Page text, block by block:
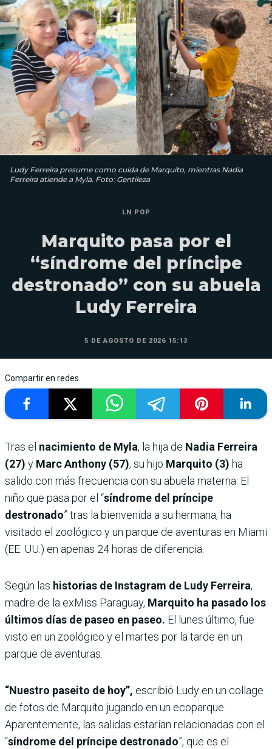
Ludy Ferreira presume como cuida de Marquito, mientras Nadia
Ferreira atiende a Myla. Foto: Gentileza
LN POP
Marquito pasa por el
“síndrome del príncipe
destronado” con su abuela
Ludy Ferreira
5 DE AGOSTO DE 2026 15:13
Compartir en redes
Tras el nacimiento de Myla, la hija de Nadia Ferreira
(27) y Marc Anthony (57), su hijo Marquito (3) ha
salido con más frecuencia con su abuela materna. El
niño que pasa por el “síndrome del príncipe
destronado” tras la bienvenida a su hermana, ha
visitado el zoológico y un parque de aventuras en Miami
(EE. UU.) en apenas 24 horas de diferencia.
Según las historias de Instagram de Ludy Ferreira,
madre de la exMiss Paraguay, Marquito ha pasado los
últimos días de paseo en paseo. El lunes último, fue
visto en un zoológico y el martes por la tarde en un
parque de aventuras.
“Nuestro paseito de hoy”, escribió Ludy en un collage
de fotos de Marquito jugando en un ecoparque.
Aparentemente, las salidas estarían relacionadas con el
“síndrome del príncipe destronado”, que es el